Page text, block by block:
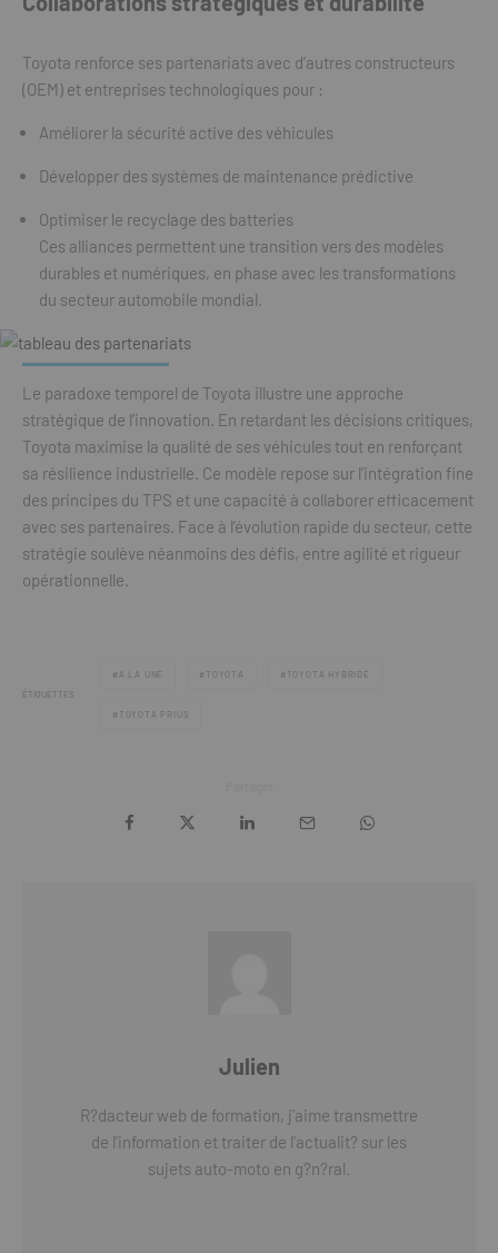
Toyota renforce ses partenariats avec d’autres constructeurs
(OEM) et entreprises technologiques pour :
Améliorer la sécurité active des véhicules
Développer des systèmes de maintenance prédictive
Optimiser le recyclage des batteries
Ces alliances permettent une transition vers des modèles
durables et numériques, en phase avec les transformations
du secteur automobile mondial.
Le paradoxe temporel de Toyota illustre une approche
stratégique de l’innovation. En retardant les décisions critiques,
Toyota maximise la qualité de ses véhicules tout en renforçant
sa résilience industrielle. Ce modèle repose sur l’intégration fine
des principes du TPS et une capacité à collaborer efficacement
avec ses partenaires. Face à l’évolution rapide du secteur, cette
stratégie soulève néanmoins des défis, entre agilité et rigueur
opérationnelle.
ÉTIQUETTES
A LA UNE TOYOTA TOYOTA HYBRIDE
TOYOTA PRIUS
Julien
R?dacteur web de formation, j'aime transmettre
de l'information et traiter de l'actualit? sur les
sujets auto-moto en g?n?ral.